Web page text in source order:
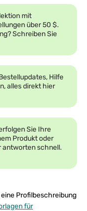
mit
über 50 $.
Schreiben Sie
Hilfe
alles direkt hier
Sie Ihre
Produkt oder
antworten schnell.
Profilbeschreibung
für